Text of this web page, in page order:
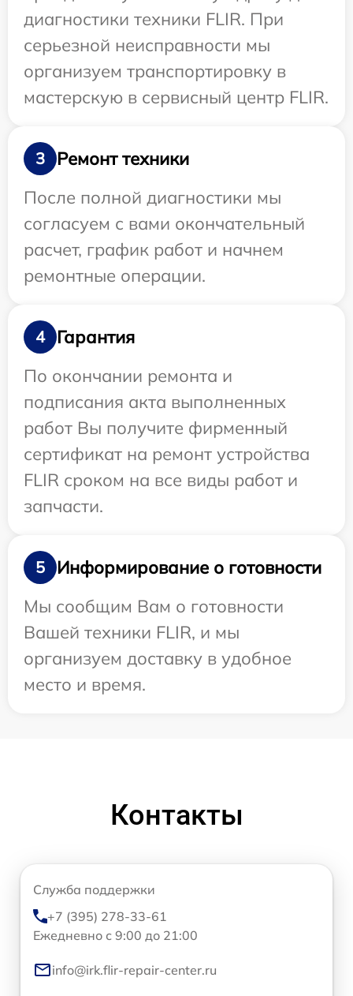
диагностики техники FLIR. При
серьезной неисправности мы
организуем транспортировку в
мастерскую в сервисный центр FLIR.
3
Ремонт техники
После полной диагностики мы
согласуем с вами окончательный
расчет, график работ и начнем
ремонтные операции.
4
Гарантия
По окончании ремонта и
подписания акта выполненных
работ Вы получите фирменный
сертификат на ремонт устройства
FLIR сроком на все виды работ и
запчасти.
5
Информирование о готовности
Мы сообщим Вам о готовности
Вашей техники FLIR, и мы
организуем доставку в удобное
место и время.
Контакты
Служба поддержки
+7 (395) 278-33-61
Ежедневно с 9:00 до 21:00
info@irk.flir-repair-center.ru